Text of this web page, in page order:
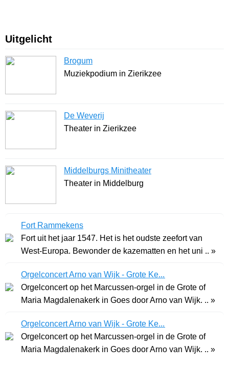
Uitgelicht
Brogum
Muziekpodium in Zierikzee
De Weverij
Theater in Zierikzee
Middelburgs Minitheater
Theater in Middelburg
Fort Rammekens
Fort uit het jaar 1547. Het is het oudste zeefort van
West-Europa. Bewonder de kazematten en het uni .. »
Orgelconcert Arno van Wijk - Grote Ke...
Orgelconcert op het Marcussen-orgel in de Grote of
Maria Magdalenakerk in Goes door Arno van Wijk. .. »
Orgelconcert Arno van Wijk - Grote Ke...
Orgelconcert op het Marcussen-orgel in de Grote of
Maria Magdalenakerk in Goes door Arno van Wijk. .. »